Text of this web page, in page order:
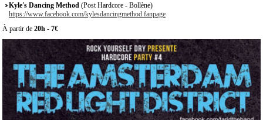
Annoncer
évènement
Contact
À
propos
Kyle's Dancing Method (Post Hardcore - Bollène)
https://www.facebook.com/kylesdancingmethod.fanpage
À partir de 20h - 7€